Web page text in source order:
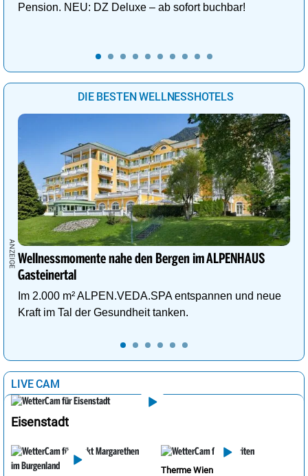
Pension. NEU: DZ Deluxe – ab sofort buchbar!
DIE BESTEN WELLNESSHOTELS
Wellnessmomente nahe den Bergen im ALPENHAUS
Gasteinertal
Im 2.000 m² ALPEN.VEDA.SPA entspannen und neue
Kraft im Tal der Gesundheit tanken.
LIVE CAM
Eisenstadt
Therme Wien